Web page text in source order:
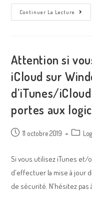
Continuer La Lecture
Attention si
iCloud sur
d’iTunes/
portes aux
11 octobre 2019
Si vous utilisez iTunes et/
d'effectuer la mise à jour
de sécurité. N'hésitez pas